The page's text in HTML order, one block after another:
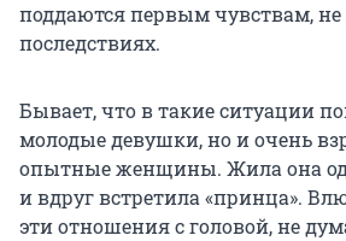
поддаются первым чувствам, не
последствиях.
Бывает, что в такие ситуации
молодые девушки, но и очень
опытные женщины. Жила она
и вдруг встретила «принца».
эти отношения с головой, не